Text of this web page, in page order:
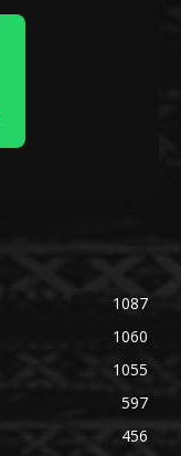
1087
1060
1055
597
456